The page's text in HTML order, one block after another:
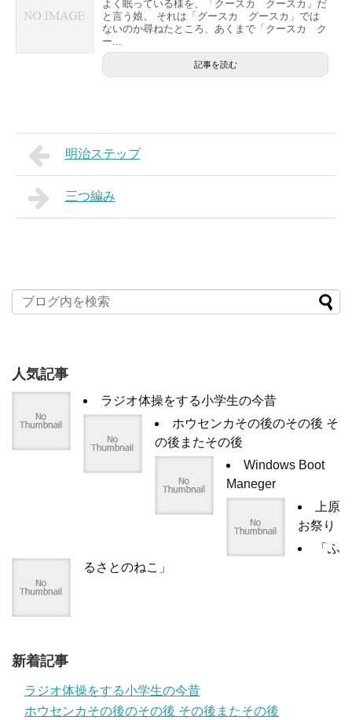
よく眠っている様を、「クースカ クースカ」だ
と言う娘。 それは「グースカ グースカ」では
ないのか尋ねたところ、あくまで「クースカ ク
ー...
記事を読む
明治ステップ
三つ編み
人気記事
ラジオ体操をする小学生の今昔
ホウセンカその後のその後 そ
の後またその後
Windows Boot
Maneger
上原
お祭り
「ふ
るさとのねこ」
新着記事
ラジオ体操をする小学生の今昔
ホウセンカその後のその後 その後またその後